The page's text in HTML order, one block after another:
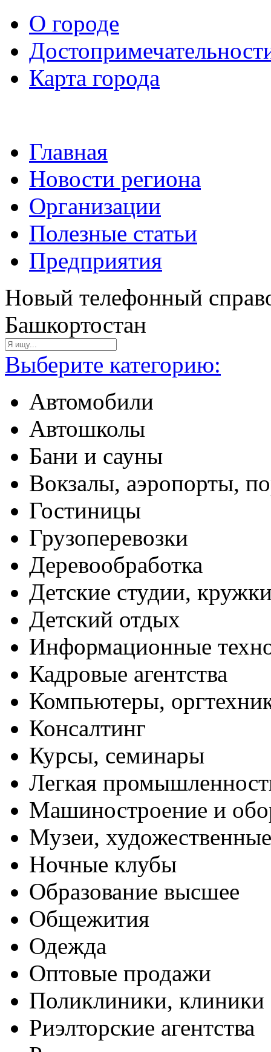
О городе
Карта города
Главная
Новости региона
Организации
Полезные статьи
Предприятия
Новый телефонный
Башкортостан
Выберите категорию:
Автомобили
Автошколы
Бани и сауны
Вокзалы, аэропорты,
Гостиницы
Грузоперевозки
Деревообработка
Детские студии,
Детский отдых
Информационные
Кадровые агентства
Компьютеры,
Консалтинг
Курсы, семинары
Легкая
Машиностроение и
Музеи,
Ночные клубы
Образование высшее
Общежития
Одежда
Оптовые продажи
Поликлиники, клиники
Риэлторские агентства